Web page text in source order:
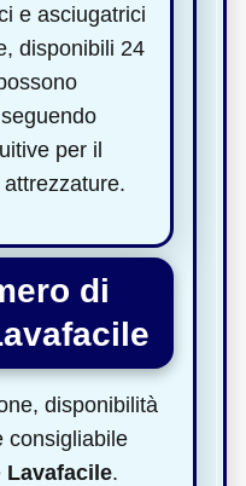
e asciugatrici
disponibili 24
per il
di
disponibilità
consigliabile
Lavafacile.